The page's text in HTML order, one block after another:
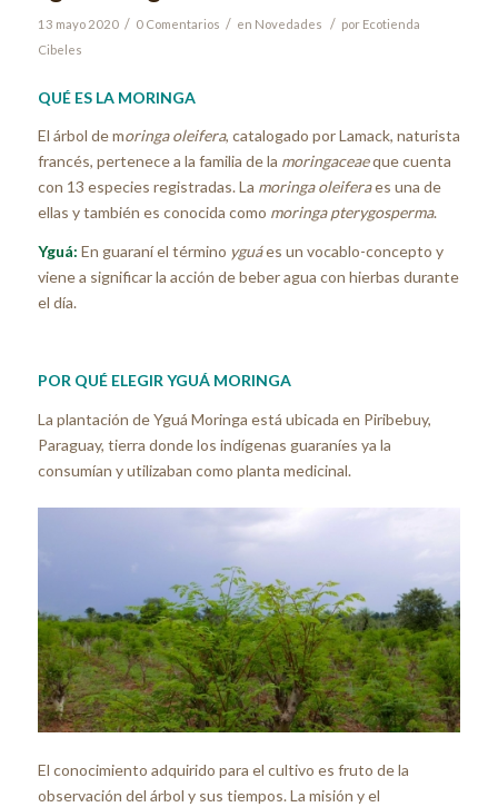
13 mayo 2020 / 0 Comentarios / en Novedades / por Ecotienda
Cibeles
QUÉ ES LA MORINGA
El árbol de moringa oleifera, catalogado por Lamack, naturista
francés, pertenece a la familia de la moringaceaeque cuenta
con 13 especies registradas. La moringa oleiferaes una de
ellas y también es conocida como moringa pterygosperma.
Yguá: En guaraní el término yguáes un vocablo-concepto y
viene a significar la acción de beber agua con hierbas durante
el día.
POR QUÉ ELEGIR YGUÁ MORINGA
La plantación de Yguá Moringa está ubicada en Piribebuy,
Paraguay, tierra donde los indígenas guaraníes ya la
consumían y utilizaban como planta medicinal.
El conocimiento adquirido para el cultivo es fruto de la
observación del árbol y sus tiempos. La misión y el